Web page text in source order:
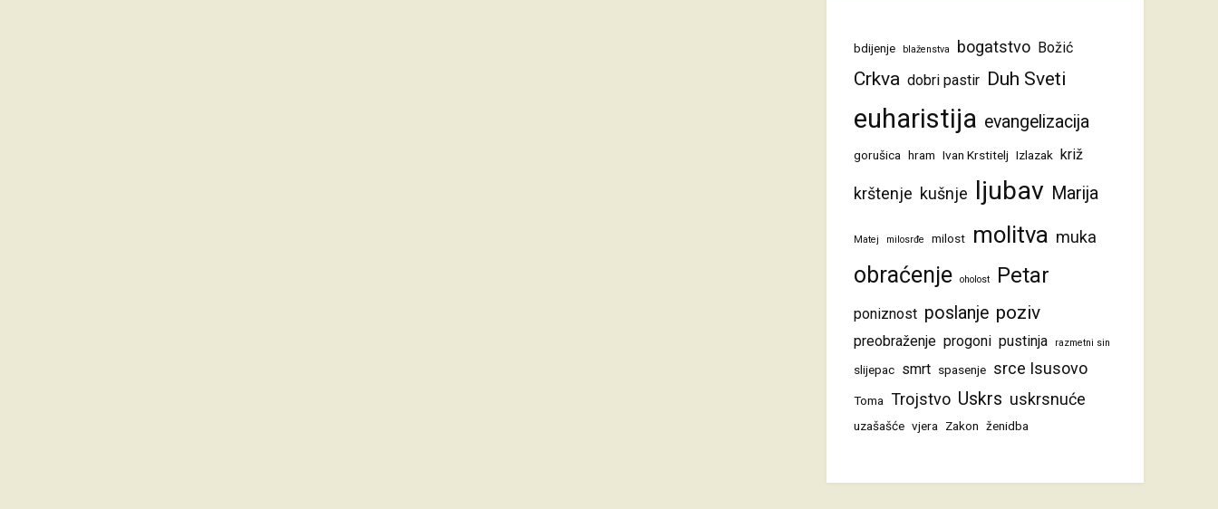
bdijenje blaženstva bogatstvo Božić
Crkva dobri pastir Duh Sveti
euharistija evangelizacija
gorušica hram Ivan Krstitelj Izlazak križ
krštenje kušnje ljubav Marija
Matej milosrđe milost molitva muka
obraćenje oholost Petar
poniznost poslanje poziv
preobraženje progoni pustinja razmetni sin
slijepac smrt spasenje srce Isusovo
Toma Trojstvo Uskrs uskrsnuće
uzašašće vjera Zakon ženidba